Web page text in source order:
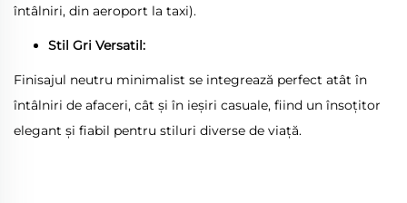
întâlniri, din aeroport la taxi).
Stil Gri Versatil:
Finisajul neutru minimalist se integrează perfect atât în
întâlniri de afaceri, cât și în ieșiri casuale, fiind un însoțitor
elegant și fiabil pentru stiluri diverse de viață.